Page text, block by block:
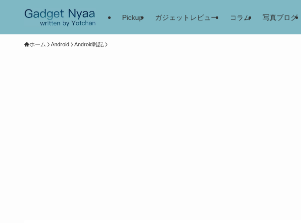
Pickup ガジェットレビュー コラム 写真ブログ
ホーム Android Android雑記